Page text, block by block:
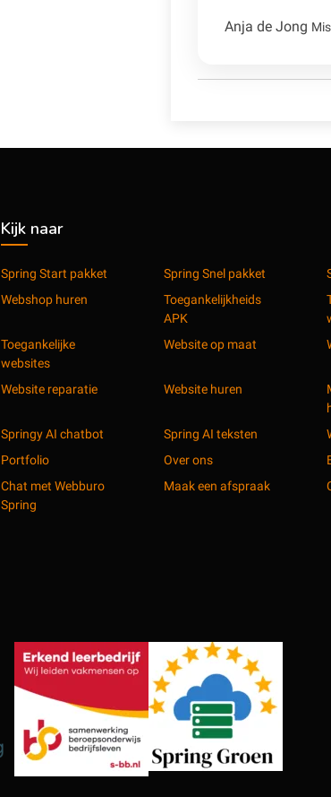
Anja de Jong
Kijk naar
Spring Start pakket Spring Snel pakket
Webshop huren
Toegankelijkheids
APK
Toegankelijke
websites
Website op maat
Website reparatie Website huren
Springy AI chatbot
Spring AI teksten
Portfolio
Over ons
Chat met Webburo
Spring
Maak een afspraak